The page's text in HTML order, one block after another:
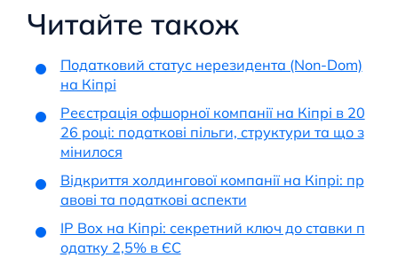
Читайте також
Податковий статус нерезидента (Non-Dom)
на Кіпрі
Реєстрація офшорної компанії на Кіпрі в 20
26 році: податкові пільги, структури та що з
мінилося
Відкриття холдингової компанії на Кіпрі: пр
авові та податкові аспекти
IP Box на Кіпрі: секретний ключ до ставки п
одатку 2,5% в ЄС